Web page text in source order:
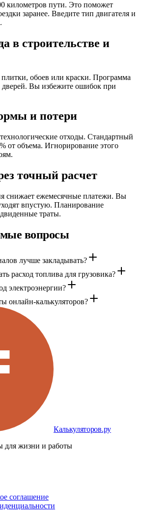
километров пути. Это поможет
заранее. Введите тип двигателя и
в строительстве и
плитки, обоев или краски. Программа
дверей. Вы избежите ошибок при
и потери
отходы. Стандартный
от объема. Игнорирование этого
точный расчет
снижает ежемесячные платежи. Вы
впустую. Планирование
траты.
вопросы
лучше закладывать?
расход топлива для грузовика?
электроэнергии?
онлайн-калькуляторов?
Калькуляторов.ру
для жизни и работы
соглашение